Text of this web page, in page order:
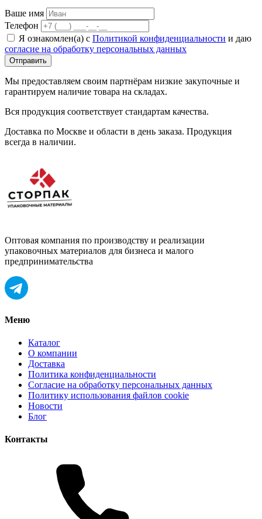
Ваше имя
Телефон
Я ознакомлен(а) с Политикой конфиденциальности и даю
согласие на обработку персональных данных
Отправить
Мы предоставляем своим партнёрам низкие закупочные и
гарантируем наличие товара на складах.
Вся продукция соответствует стандартам качества.
Доставка по Москве и области в день заказа. Продукция
всегда в наличии.
Оптовая компания по производству и реализации
упаковочных материалов для бизнеса и малого
предпринимательства
Меню
Каталог
О компании
Доставка
Политика конфиденциальности
Согласие на обработку персональных данных
Политику использования файлов cookie
Новости
Блог
Контакты